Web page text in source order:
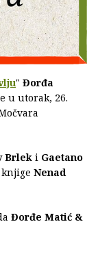
" Đorđa
u utorak, 26.
Brlek i Gaetano
Nenad
Đorđe Matić &